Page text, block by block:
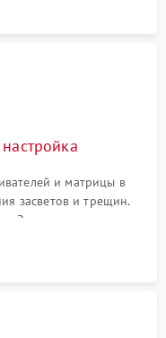
и матрицы в
засветов и трещин.
Закрытие корпуса.
обеспечения.